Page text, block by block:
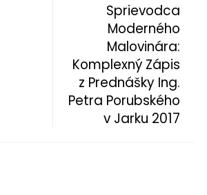
Sprievodca
Moderného
Malovinára:
Komplexný Zápis
z Prednášky Ing.
Petra Porubského
v Jarku 2017